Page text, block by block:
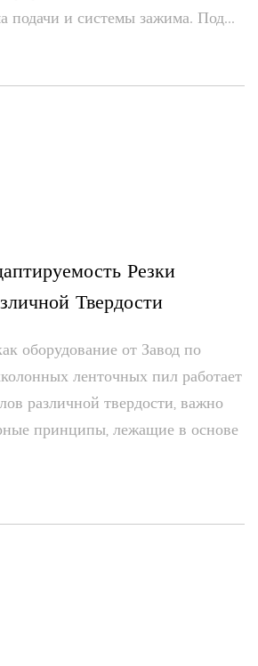
подачи и системы зажима. Под...
Резки
Твердости
оборудование от Завод по
ленточных пил работает
различной твердости, важно
принципы, лежащие в основе